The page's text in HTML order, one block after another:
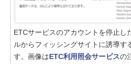
ETCサービスのアカウントを停止し
ルからフィッシングサイトに誘導す
す。画像はETC利用照会サービスの